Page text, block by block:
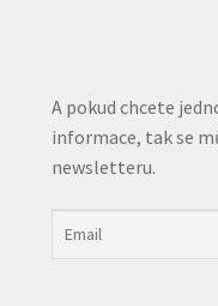
A pokud chcete
informace, tak se
newsletteru.